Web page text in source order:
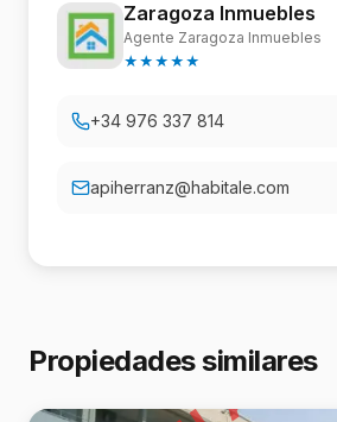
Zaragoza Inmuebles
Agente Zaragoza Inmuebles
★ ★ ★ ★ ★
+34 976 337 814
apiherranz@habitale.com
Propiedades similares